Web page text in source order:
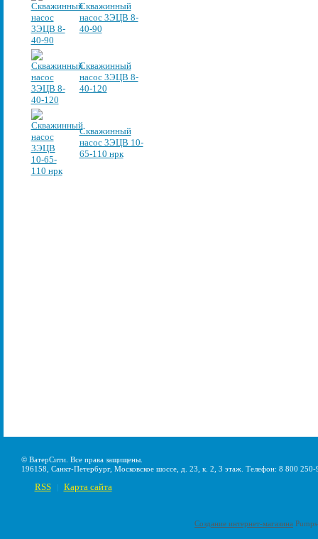
Скважинный
насос 3ЭЦВ 8-
40-90
Скважинный
насос 3ЭЦВ 8-
40-120
Скважинный
насос 3ЭЦВ 10-
65-110 нрк
© ВатерСити. Все права защищены.
196158, Санкт-Петербург, Московское шоссе, д. 23, к. 2, 3 этаж. Телефон: 8 800
RSS Карта сайта
Создание интернет-магазина